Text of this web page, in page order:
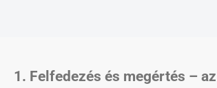
1. Felfedezés és megértés –